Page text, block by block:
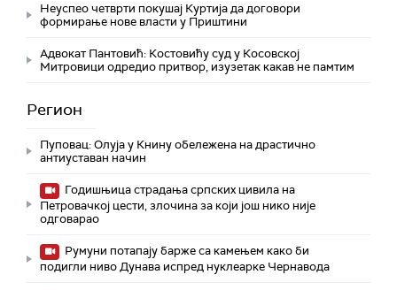
Неуспео четврти покушај Куртија да договори
формирање нове власти у Приштини
Адвокат Пантовић: Костовићу суд у Косовској
Митровици одредио притвор, изузетак какав не памтим
Регион
Пуповац: Олуја у Книну обележена на драстично
антиуставан начин
Годишњица страдања српских цивила на
Петровачкој цести, злочина за који још нико није
одговарао
Румуни потапају барже са камењем како би
подигли ниво Дунава испред нуклеарке Чернавода